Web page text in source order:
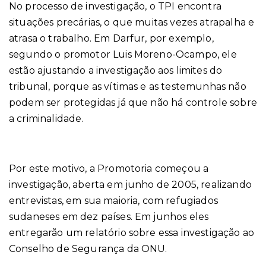
No processo de investigação, o TPI encontra
situações precárias, o que muitas vezes atrapalha e
atrasa o trabalho. Em Darfur, por exemplo,
segundo o promotor Luis Moreno-Ocampo, ele
estão ajustando a investigação aos limites do
tribunal, porque as vítimas e as testemunhas não
podem ser protegidas já que não há controle sobre
a criminalidade.
Por este motivo, a Promotoria começou a
investigação, aberta em junho de 2005, realizando
entrevistas, em sua maioria, com refugiados
sudaneses em dez países. Em junhos eles
entregarão um relatório sobre essa investigação ao
Conselho de Segurança da ONU.